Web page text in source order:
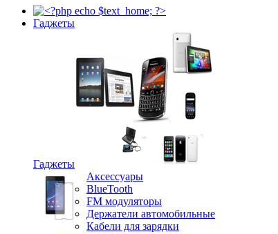
Гаджеты
Гаджеты
Аксессуары
BlueTooth
FM модуляторы
Держатели автомобильные
Кабели для зарядки